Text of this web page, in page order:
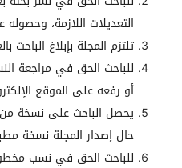
التعديلات اللازمة،
تلتزم المجلة بإبلاغ
للباحث الحق في مراجعة
أو رفعه على الموقع
يحصل الباحث على نسخة
حال إصدار المجلة نسخة
للباحث الحق في نسب